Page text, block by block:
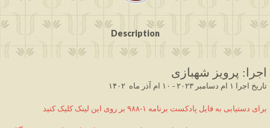
Description
اجرا : پرویز شهبازی
تاریخ اجرا ۱ ام دسامبر ۲۰۲۳ -
برای دستیابی به فایل پادکست برنامه ۱ -۹۸۸ بر روی این لینک کلیک کنید